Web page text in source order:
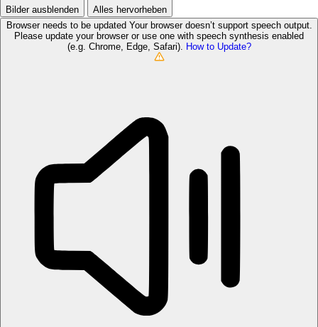
Bilder ausblenden
Alles hervorheben
Browser needs to be updated Your browser doesn’t support speech output.
Please update your browser or use one with speech synthesis enabled
(e.g. Chrome, Edge, Safari). How to Update?